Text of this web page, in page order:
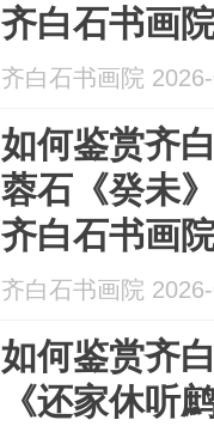
齐白石书画
发周发布
齐白石书画院
如何鉴赏齐
蓉石《癸未
齐白石书画
发周发布
齐白石书画院
如何鉴赏齐
《还家休听